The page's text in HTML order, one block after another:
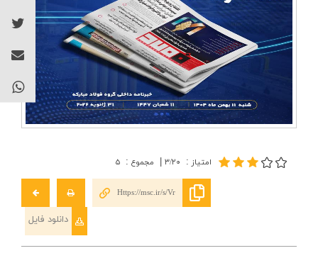
امتیاز : ۳/۲۰ مجموع : ۵
Https://msc.ir/s/Vr
دانلود فایل